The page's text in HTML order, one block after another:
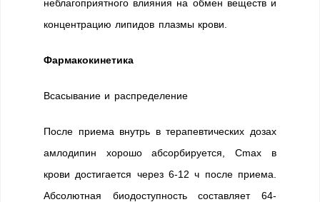
неблагоприятного влияния на обмен веществ и
концентрацию липидов плазмы крови.
Фармакокинетика
Всасывание и распределение
После приема внутрь в терапевтических дозах
амлодипин хорошо абсорбируется, Cmax в
крови достигается через 6-12 ч после приема.
Абсолютная биодоступность составляет 64-